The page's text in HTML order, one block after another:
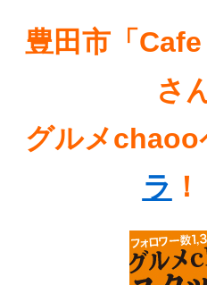
豊田市「
さ
グルメchaoo
ラ